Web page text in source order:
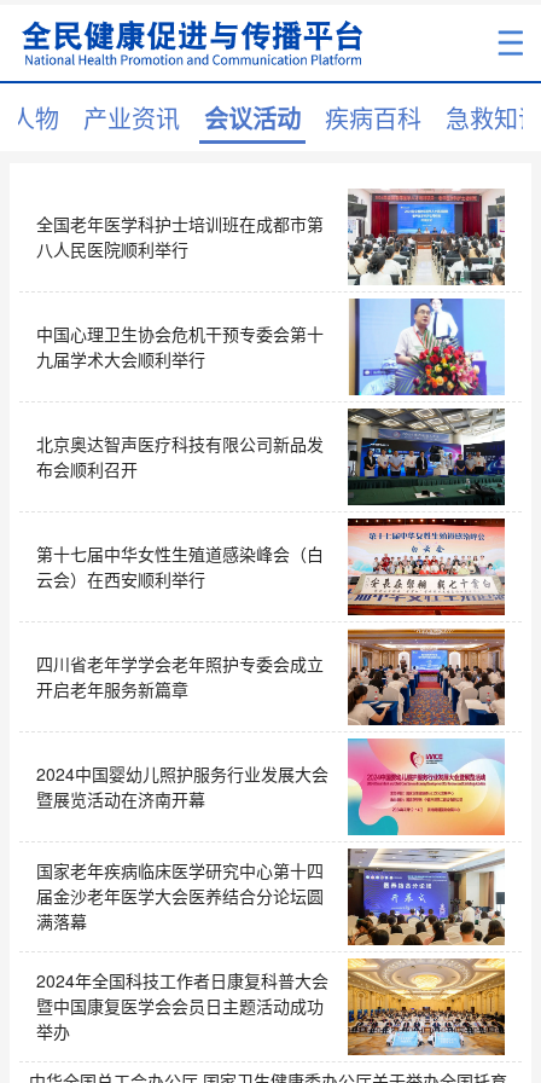
人物 产业资讯 会议活动 疾病百科 急救知识
全国老年医学科护士培训班在成都市第
八人民医院顺利举行
中国心理卫生协会危机干预专委会第十
九届学术大会顺利举行
北京奥达智声医疗科技有限公司新品发
布会顺利召开
第十七届中华女性生殖道感染峰会（白
云会）在西安顺利举行
四川省老年学学会老年照护专委会成立
开启老年服务新篇章
2024中国婴幼儿照护服务行业发展大会
暨展览活动在济南开幕
国家老年疾病临床医学研究中心第十四
届金沙老年医学大会医养结合分论坛圆
满落幕
2024年全国科技工作者日康复科普大会
暨中国康复医学会会员日主题活动成功
举办